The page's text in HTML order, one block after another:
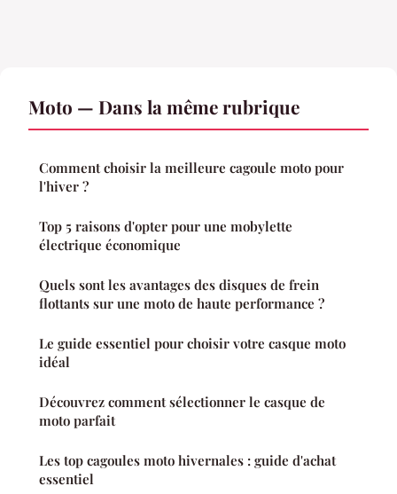
Moto — Dans la même rubrique
Comment choisir la meilleure cagoule moto pour
l'hiver ?
Top 5 raisons d'opter pour une mobylette
électrique économique
Quels sont les avantages des disques de frein
flottants sur une moto de haute performance ?
Le guide essentiel pour choisir votre casque moto
idéal
Découvrez comment sélectionner le casque de
moto parfait
Les top cagoules moto hivernales : guide d'achat
essentiel